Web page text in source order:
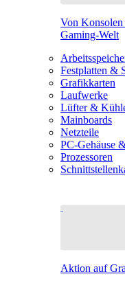
Von
Gaming-Welt
Festplatten &
Grafikkarten
Laufwerke
Lüfter &
Mainboards
Netzteile
PC-Gehäuse
Prozessoren
Aktion auf